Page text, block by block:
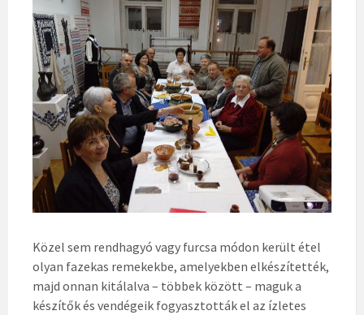
Közel sem rendhagyó vagy furcsa módon került étel
olyan fazekas remekekbe, amelyekben elkészítették,
majd onnan kitálalva – többek között – maguk a
készítők és vendégeik fogyasztották el az ízletes